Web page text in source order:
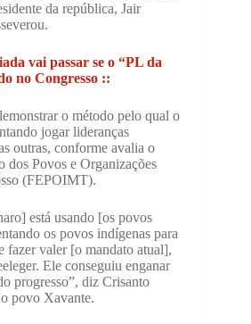
da república, Jair
vai passar se o “PL da
no Congresso ::
o método pelo qual o
jogar lideranças
outras, conforme avalia o
dos Povos e Organizações
(FEPOIMT).
está usando [os povos
os povos indígenas para
fazer valer [o mandato atual],
Ele conseguiu enganar
progresso”, diz Crisanto
povo Xavante.